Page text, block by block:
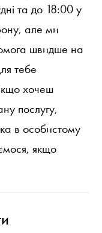
та до 18:00 у
але ми
швидше на
тебе
хочеш
послугу,
в особистому
якщо